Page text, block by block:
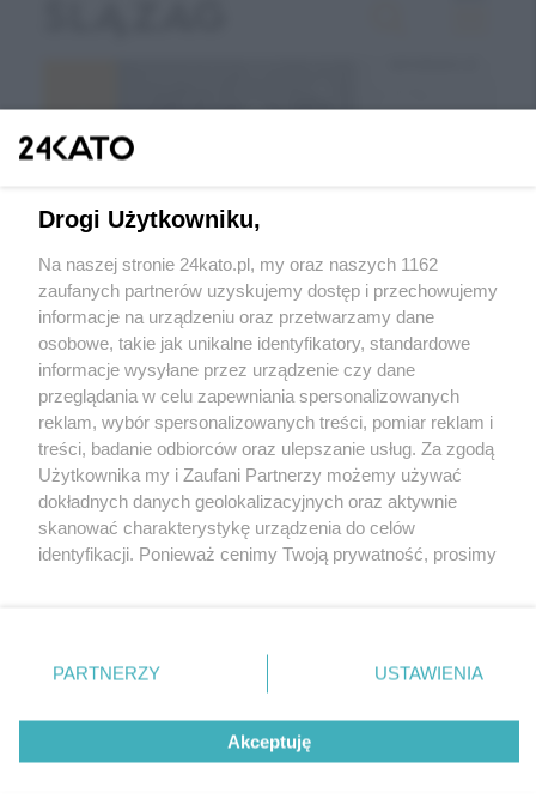
Wróć do strony głównej
ślązag.pl
0%
Drogi Użytkowniku,
Na naszej stronie 24kato.pl, my oraz naszych 1162
zaufanych partnerów uzyskujemy dostęp i przechowujemy
informacje na urządzeniu oraz przetwarzamy dane
osobowe, takie jak unikalne identyfikatory, standardowe
informacje wysyłane przez urządzenie czy dane
przeglądania w celu zapewniania spersonalizowanych
reklam, wybór spersonalizowanych treści, pomiar reklam i
treści, badanie odbiorców oraz ulepszanie usług. Za zgodą
Użytkownika my i Zaufani Partnerzy możemy używać
dokładnych danych geolokalizacyjnych oraz aktywnie
skanować charakterystykę urządzenia do celów
identyfikacji. Ponieważ cenimy Twoją prywatność, prosimy
prywatności znajdujący się w lewym dolnym rogu strony
. Niektóre rodzaje przetwarzania danych nie wymagają
zgody użytkownika, ale masz prawo sprzeciwić się
takiemu przetwarzaniu. Preferencje będą miały
zastosowania tylko na tej witrynie.
PARTNERZY USTAWIENIA
Akceptuję